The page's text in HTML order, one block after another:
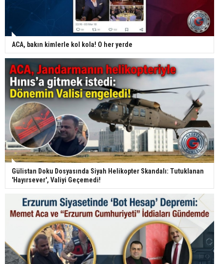
ACA, bakın kimlerle kol kola! O her yerde
Gülistan Doku Dosyasında Siyah Helikopter Skandalı: Tutuklanan
'Hayırsever', Valiyi Geçemedi!